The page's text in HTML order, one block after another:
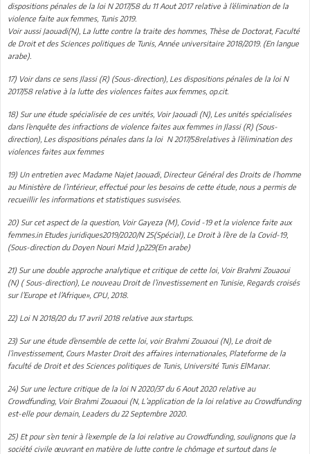
dispositions pénales de la loi N 2017/58 du 11 Aout 2017 relative à l’élimination de la
violence faite aux femmes, Tunis 2019.
Voir aussi Jaouadi(N), La lutte contre la traite des hommes, Thèse de Doctorat, Faculté
de Droit et des Sciences politiques de Tunis, Année universitaire 2018/2019. (En langue
arabe).
17) Voir dans ce sens Jlassi (R) (Sous-direction), Les dispositions pénales de la loi N
2017/58 relative à la lutte des violences faites aux femmes, op.cit.
18) Sur une étude spécialisée de ces unités, Voir Jaouadi (N), Les unités spécialisées
dans l’enquête des infractions de violence faites aux femmes in Jlassi (R) (Sous-
direction), Les dispositions pénales dans la loi N 2017/58relatives à l’élimination des
violences faites aux femmes
19) Un entretien avec Madame Najet Jaouadi, Directeur Général des Droits de l’homme
au Ministère de l’intérieur, effectué pour les besoins de cette étude, nous a permis de
recueillir les informations et statistiques susvisées.
20) Sur cet aspect de la question, Voir Gayeza (M), Covid -19 et la violence faite aux
femmes.in Etudes juridiques2019/2020/N 25(Spécial), Le Droit à l’ère de la Covid-19,
(Sous-direction du Doyen Nouri Mzid ),p229(En arabe)
21) Sur une double approche analytique et critique de cette loi, Voir Brahmi Zouaoui
(N) ( Sous-direction), Le nouveau Droit de l’investissement en Tunisie, Regards croisés
sur l’Europe et l’Afrique», CPU, 2018.
22) Loi N 2018/20 du 17 avril 2018 relative aux startups.
23) Sur une étude d’ensemble de cette loi, voir Brahmi Zouaoui (N), Le droit de
l’investissement, Cours Master Droit des affaires internationales, Plateforme de la
faculté de Droit et des Sciences politiques de Tunis, Université Tunis ElManar.
24) Sur une lecture critique de la loi N 2020/37 du 6 Aout 2020 relative au
Crowdfunding, Voir Brahmi Zouaoui (N, L’application de la loi relative au Crowdfunding
est-elle pour demain, Leaders du 22 Septembre 2020.
25) Et pour s’en tenir à l’exemple de la loi relative au Crowdfunding, soulignons que la
société civile œuvrant en matière de lutte contre le chômage et surtout dans le